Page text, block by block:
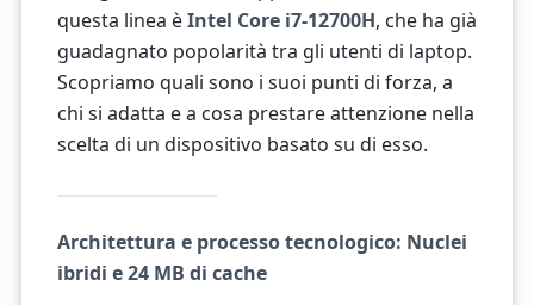
questa linea èIntel Core i7-12700H, che ha già
guadagnato popolarità tra gli utenti di laptop.
Scopriamo quali sono i suoi punti di forza, a
chi si adatta e a cosa prestare attenzione nella
scelta di un dispositivo basato su di esso.
Architettura e processo tecnologico: Nuclei
ibridi e 24 MB di cache